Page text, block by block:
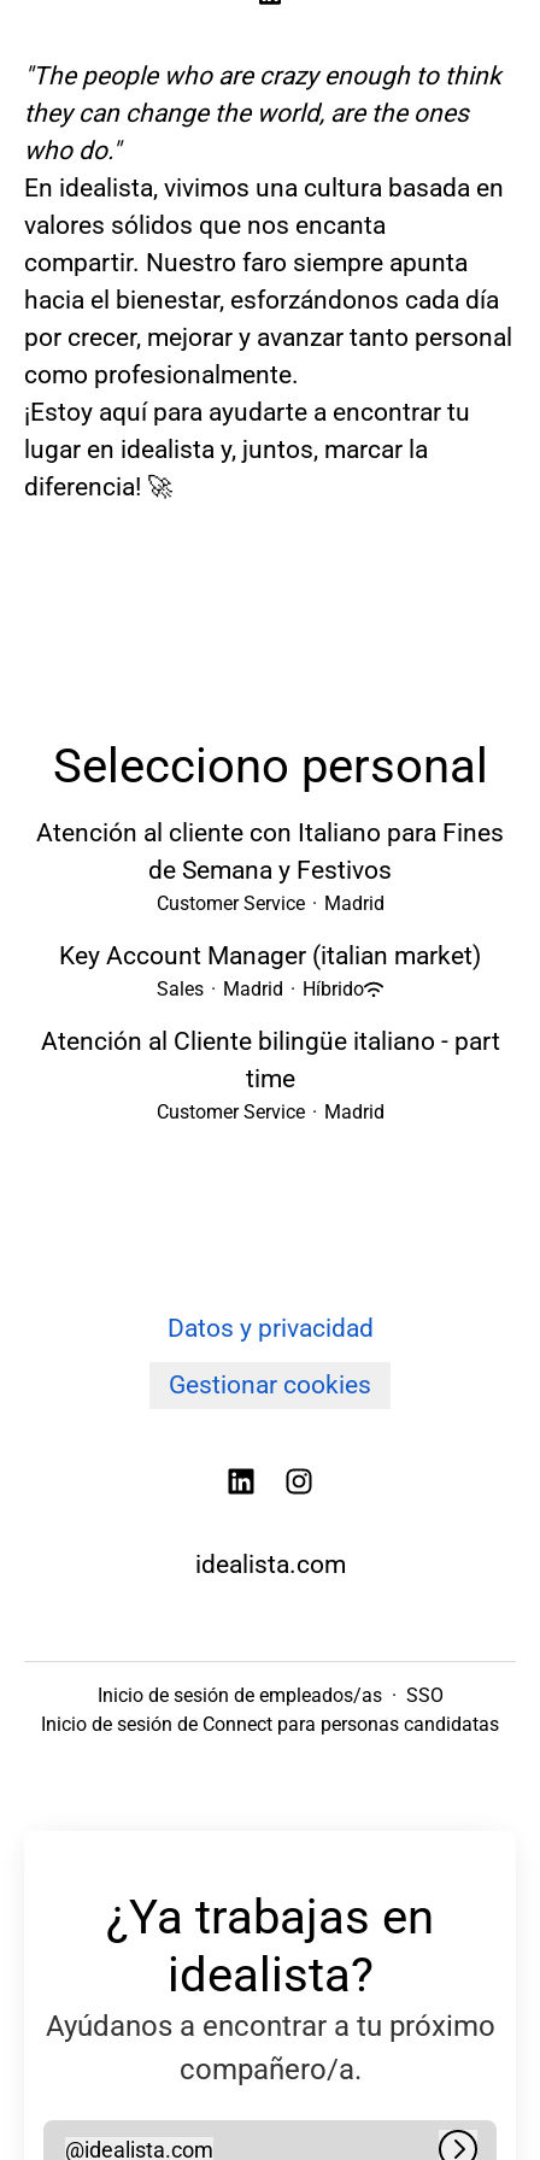
"The people who are crazy enough to think
they can change the world, are the ones
who do."
En idealista, vivimos una cultura basada en
valores sólidos que nos encanta
compartir. Nuestro faro siempre apunta
hacia el bienestar, esforzándonos cada día
por crecer, mejorar y avanzar tanto personal
como profesionalmente.
¡Estoy aquí para ayudarte a encontrar tu
lugar en idealista y, juntos, marcar la
diferencia! 🚀
Selecciono personal
Atención al cliente con Italiano para Fines
de Semana y Festivos
Customer Service · Madrid
Key Account Manager (italian market)
Sales · Madrid · Híbrido
Atención al Cliente bilingüe italiano - part
time
Customer Service · Madrid
Datos y privacidad
Gestionar cookies
idealista.com
Inicio de sesión de empleados/as · SSO
Inicio de sesión de Connect para personas candidatas
¿Ya trabajas en
idealista?
Ayúdanos a encontrar a tu próximo
compañero/a.
@idealista.com